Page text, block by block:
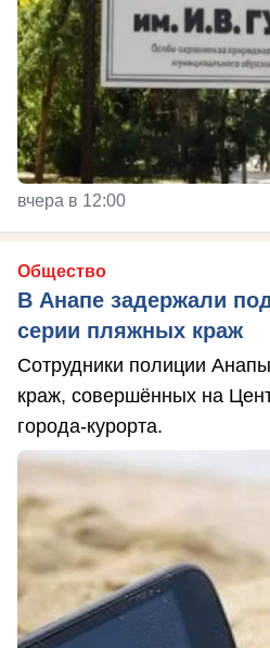
вчера в 12:00
Общество
В Анапе задержали
серии пляжных краж
Сотрудники полиции
краж, совершённых на
города-курорта.